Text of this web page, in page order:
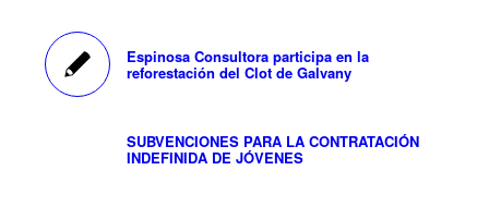
Espinosa Consultora participa en la
reforestación del Clot de Galvany
SUBVENCIONES PARA LA CONTRATACIÓN
INDEFINIDA DE JÓVENES